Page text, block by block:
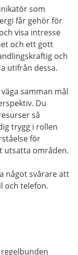
som
får gehör för
visa intresse
och ett gott
och
utifrån dessa.
samman mål
Du
så
trygg i rollen
för
utsatta områden.
något svårare att
och telefon.